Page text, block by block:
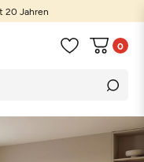
20 Jahren
0